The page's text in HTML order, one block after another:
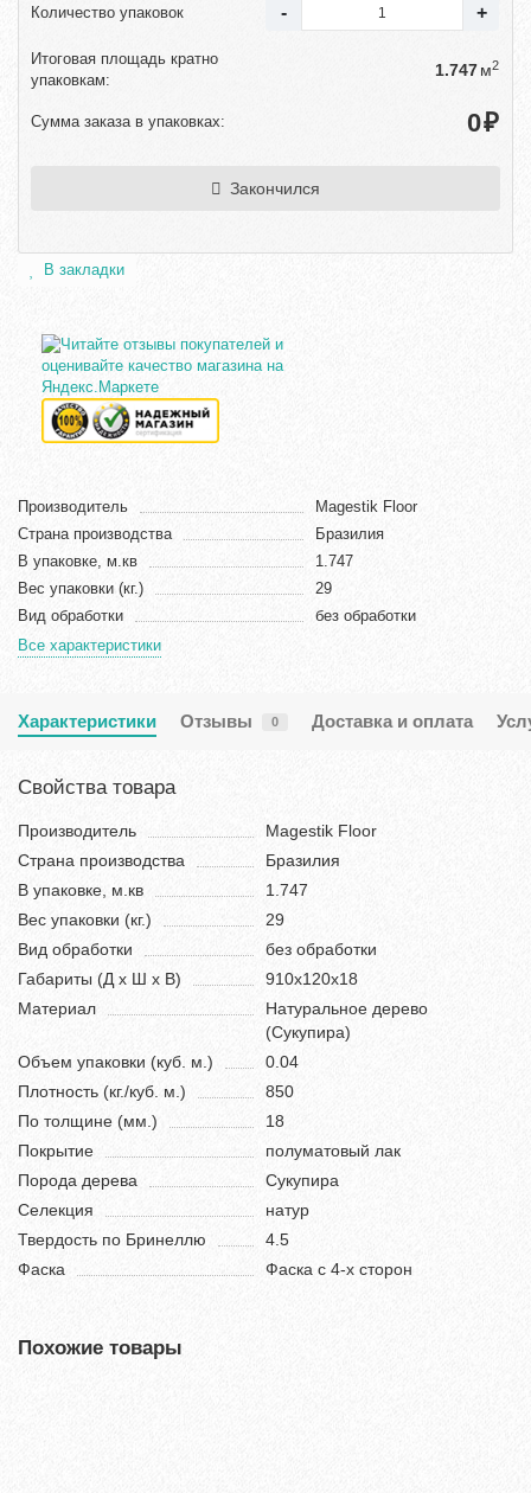
Количество упаковок
Итоговая площадь кратно
упаковкам:
м2
Сумма заказа в упаковках: ₽
Закончился
В закладки
Производитель
Magestik Floor
Страна производства
Бразилия
В упаковке, м.кв
1.747
Вес упаковки (кг.)
29
Вид обработки
без обработки
Все характеристики
Характеристики Отзывы 0 Доставка и оплата
Свойства товара
Производитель
Magestik Floor
Страна производства
Бразилия
В упаковке, м.кв
1.747
Вес упаковки (кг.)
29
Вид обработки
без обработки
Габариты (Д х Ш х В)
910х120х18
Материал
Натуральное дерево
(Сукупира)
Объем упаковки (куб. м.)
0.04
Плотность (кг./куб. м.)
850
По толщине (мм.)
18
Покрытие
полуматовый лак
Порода дерева
Сукупира
Селекция
натур
Твердость по Бринеллю
4.5
Фаска
Фаска с 4-х сторон
Похожие товары